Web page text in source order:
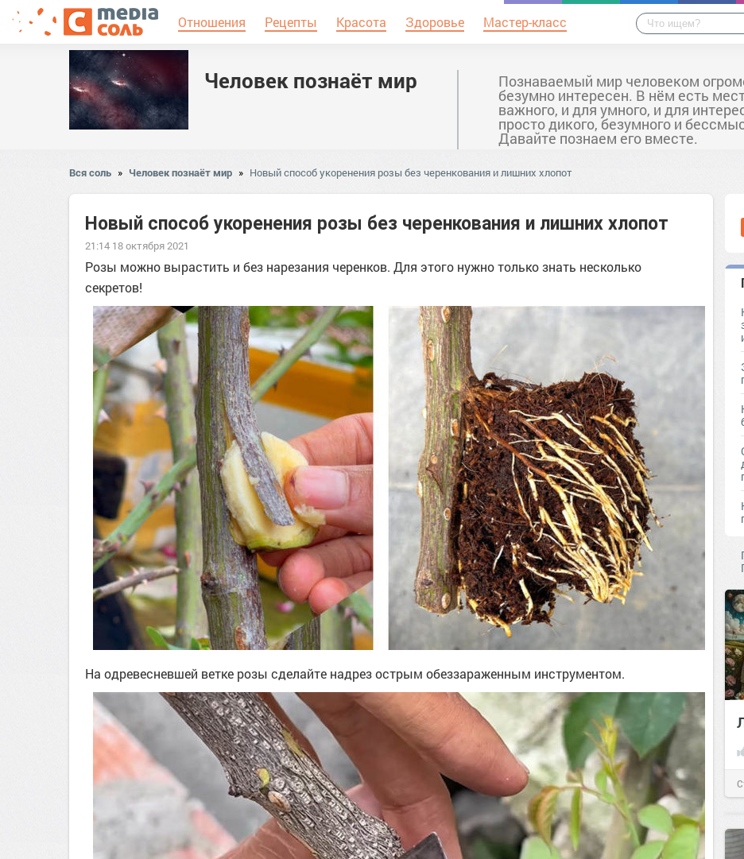
Отношения Рецепты Красота Здоровье Мастер-класс
Человек познаёт мир Познаваемый мир человеком
безумно интересен. В нём есть
важного, и для умного, и для
просто дикого, безумного и
Давайте познаем его вместе.
Вся соль » Человек познаёт мир » Новый способ укоренения розы без черенкования и лишних хлопот
Новый способ укоренения розы без черенкования и лишних хлопот
21:14 18 октября 2021
Розы можно вырастить и без нарезания черенков. Для этого нужно только знать несколько
секретов!
На одревесневшей ветке розы сделайте надрез острым обеззараженным инструментом.